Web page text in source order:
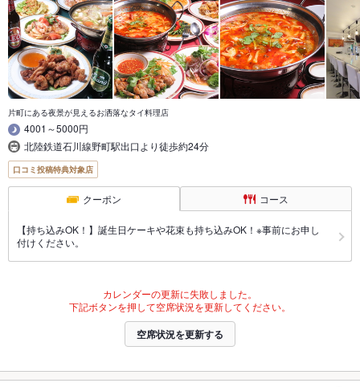
片町にある夜景が見えるお洒落なタイ料理店
4001～5000円
北陸鉄道石川線野町駅出口より徒歩約24分
口コミ投稿特典対象店
クーポン コース
【持ち込みOK！】誕生日ケーキや花束も持ち込みOK！※事前にお申し
付けください。
カレンダーの更新に失敗しました。
下記ボタンを押して空席状況を更新してください。
空席状況を更新する